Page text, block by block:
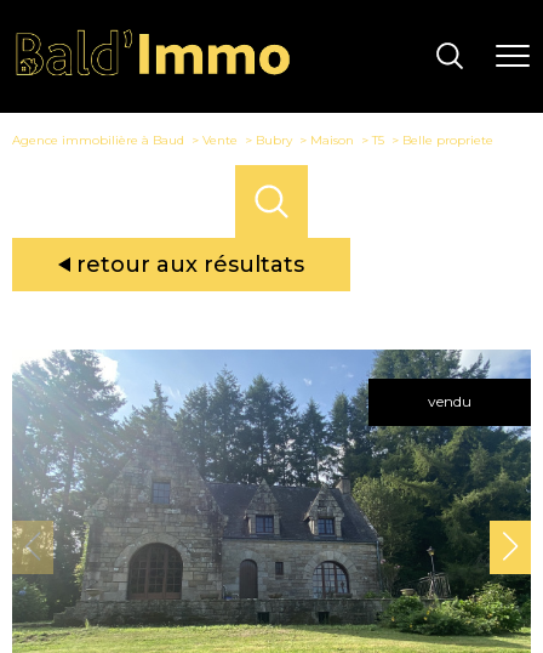
Agence immobilière à Baud Vente Bubry Maison T5 Belle propriete
retour aux résultats
vendu